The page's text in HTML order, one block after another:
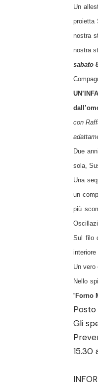
Un
proietta
nostra
nostra
sabato
con
Due
sola,
Una
un
più
Sul filo
Un vero
Nello
“Forno
Gli
15.30